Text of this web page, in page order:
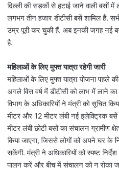
दिल्ली की सड़कों से हटाई जाने वाली बसों
लगभग तीन हजार डीटीसी बसें शामिल हैं.
उम्र पूरी कर चुकी हैं. अब इनकी जगह नई
है.
महिलाओं के लिए मुफ्त यात्रा रहेगी जारी
महिलाओं के लिए मुफ्त यात्रा योजना पहले
अगले वित्त वर्ष में डीटीसी को लाभ में लाने का
विभाग के अधिकारियों ने मंत्री को सूचित
मीटर और 12 मीटर लंबी नई इलेक्ट्रिक
मीटर लंबी छोटी बसों का संचालन ग्रामीण
किया जाएगा, जिससे लोगों को अपने घर के
सकेंगी. मंत्री ने अधिकारियों को स्पष्ट
पालन करें और बीच में संचालन को न रोका